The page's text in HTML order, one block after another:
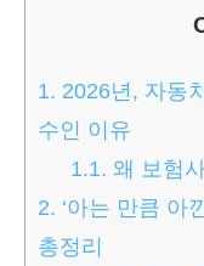
1. 2026년, 자동
수인 이유
1.1. 왜 보험
2. ‘아는 만큼 아
총정리